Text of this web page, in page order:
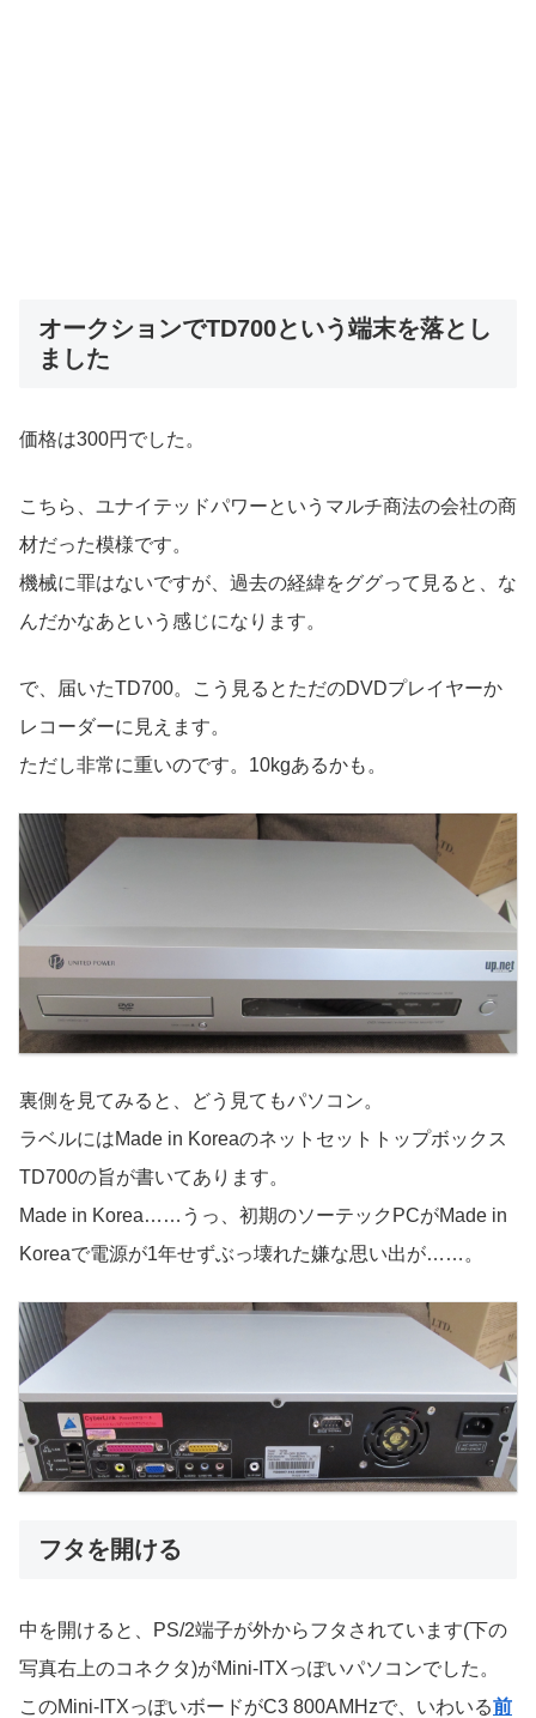
オークションでTD700という端末を落とし
ました
価格は300円でした。
こちら、ユナイテッドパワーというマルチ商法の会社の商
材だった模様です。
機械に罪はないですが、過去の経緯をググって見ると、な
んだかなあという感じになります。
で、届いたTD700。
こう見るとただのDVDプレイヤーか
レコーダーに見えます。
ただし非常に重いのです。10kgあるかも。
裏側を見てみると、どう見てもパソコン。
ラベルにはMade in Koreaのネットセットトップボックス
TD700の旨が書いてあります。
Made in Korea……うっ、初期のソーテックPCがMade in
Koreaで電源が1年せずぶっ壊れた嫌な思い出が……。
フタを開ける
中を開けると、PS/2端子が外からフタされています(下の
写真右上のコネクタ)がMini-ITXっぽいパソコンでした。
このMini-ITXっぽいボードがC3 800AMHzで、いわいる前